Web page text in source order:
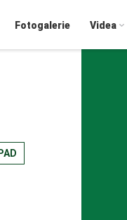
Fotogalerie Videa